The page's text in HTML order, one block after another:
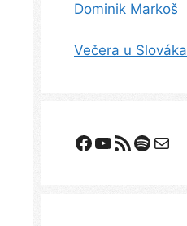
Dominik Markoš
Večera u Slováka
Facebook
YouTube
Odoberanie RSSSpotify
E-mail